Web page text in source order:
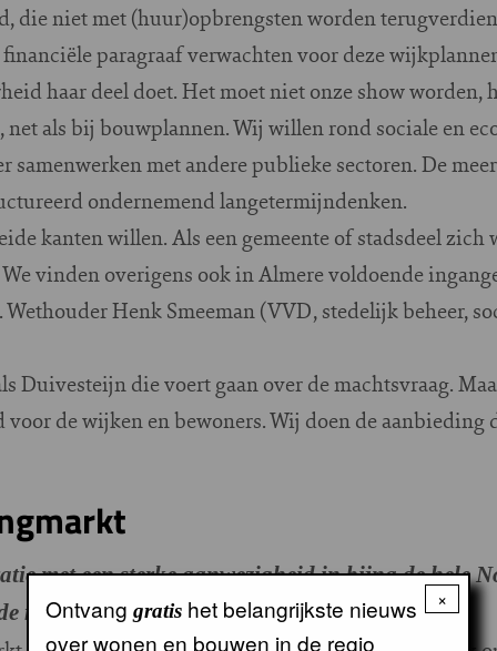
die niet met (huur)opbrengsten worden
paragraaf verwachten voor deze
haar deel doet. Het moet niet onze show worden,
als bij bouwplannen. Wij willen rond sociale en
samenwerken met andere publieke sectoren. De
ondernemend langetermijndenken.
kanten willen. Als een gemeente of stadsdeel
vinden overigens ook in Almere voldoende
Henk Smeeman (VVD, stedelijk beheer,
Duivesteijn die voert gaan over de machtsvraag.
de wijken en bewoners. Wij doen de aanbieding
met een sterke aanwezigheid in bijna de hele
regionale woningmarkt?
×
Ontvang gratis het belangrijkste nieuws
over wonen en bouwen in de regio